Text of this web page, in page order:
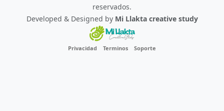
reservados.
Developed & Designed by Mi Llakta creative study
Privacidad Terminos Soporte